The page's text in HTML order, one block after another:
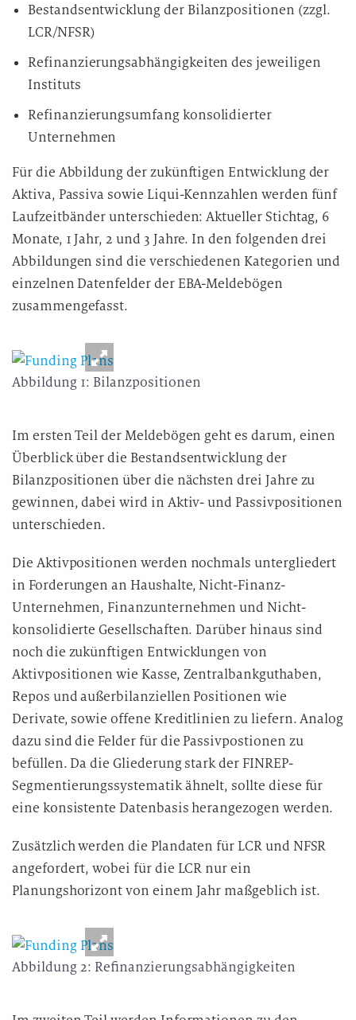
Bestandsentwicklung der Bilanzpositionen (zzgl.
LCR/NFSR)
Refinanzierungsabhängigkeiten des jeweiligen
Instituts
Refinanzierungsumfang konsolidierter
Unternehmen
Für die Abbildung der zukünftigen Entwicklung der
Aktiva, Passiva sowie Liqui-Kennzahlen werden fünf
Laufzeitbänder unterschieden: Aktueller Stichtag, 6
Monate, 1 Jahr, 2 und 3 Jahre. In den folgenden drei
Abbildungen sind die verschiedenen Kategorien und
einzelnen Datenfelder der EBA-Meldebögen
zusammengefasst.
Abbildung 1: Bilanzpositionen
Im ersten Teil der Meldebögen geht es darum, einen
Überblick über die Bestandsentwicklung der
Bilanzpositionen über die nächsten drei Jahre zu
gewinnen, dabei wird in Aktiv- und Passivpositionen
unterschieden.
Die Aktivpositionen werden nochmals untergliedert
in Forderungen an Haushalte, Nicht-Finanz-
Unternehmen, Finanzunternehmen und Nicht-
konsolidierte Gesellschaften. Darüber hinaus sind
noch die zukünftigen Entwicklungen von
Aktivpositionen wie Kasse, Zentralbankguthaben,
Repos und außerbilanziellen Positionen wie
Derivate, sowie offene Kreditlinien zu liefern. Analog
dazu sind die Felder für die Passivpostionen zu
befüllen. Da die Gliederung stark der FINREP-
Segmentierungssystematik ähnelt, sollte diese für
eine konsistente Datenbasis herangezogen werden.
Zusätzlich werden die Plandaten für LCR und NFSR
angefordert, wobei für die LCR nur ein
Planungshorizont von einem Jahr maßgeblich ist.
Abbildung 2: Refinanzierungsabhängigkeiten